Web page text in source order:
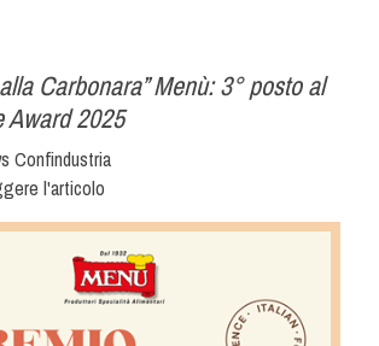
Carbonara” Menù: 3° posto al
Award 2025
Confindustria
l'articolo